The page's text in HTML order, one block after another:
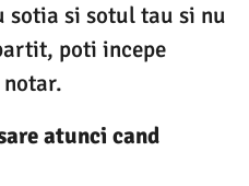
si sotul tau si nu
poti incepe
atunci cand